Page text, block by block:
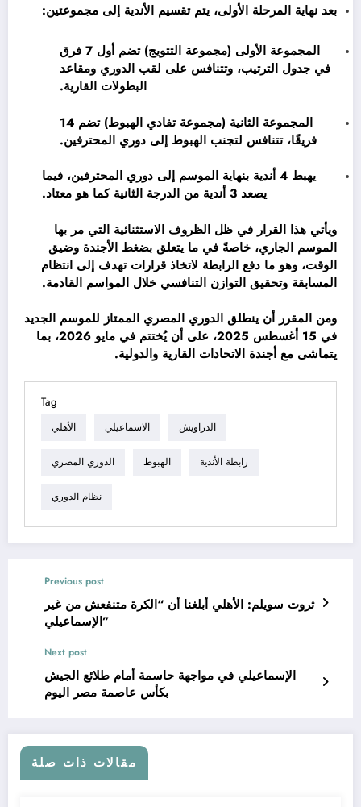
بعد نهاية المرحلة الأولى، يتم تقسيم الأندية إلى مجموعتين:
المجموعة الأولى (مجموعة التتويج) تضم أول 7 فرق
في جدول الترتيب، وتتنافس على لقب الدوري ومقاعد
البطولات القارية.
المجموعة الثانية (مجموعة تفادي الهبوط) تضم 14
فريقًا، تتنافس لتجنب الهبوط إلى دوري المحترفين.
يهبط 4 أندية بنهاية الموسم إلى دوري المحترفين، فيما
يصعد 3 أندية من الدرجة الثانية كما هو معتاد.
ويأتي هذا القرار في ظل الظروف الاستثنائية التي مر بها
الموسم الجاري، خاصةً في ما يتعلق بضغط الأجندة وضيق
الوقت، وهو ما دفع الرابطة لاتخاذ قرارات تهدف إلى انتظام
المسابقة وتحقيق التوازن التنافسي خلال المواسم القادمة.
ومن المقرر أن ينطلق الدوري المصري الممتاز للموسم الجديد
في 15 أغسطس 2025، على أن يُختتم في مايو 2026، بما
يتماشى مع أجندة الاتحادات القارية والدولية.
Tag
الأهلي الاسماعيلي الدراويش
الدوري المصري الهبوط رابطة الأندية
نظام الدوري
Previous post
ثروت سويلم: الأهلي أبلغنا أن “الكرة متنفعش من غير
الإسماعيلي”
Next post
الإسماعيلي في مواجهة حاسمة أمام طلائع الجيش
بكأس عاصمة مصر اليوم
مقالات ذات صلة